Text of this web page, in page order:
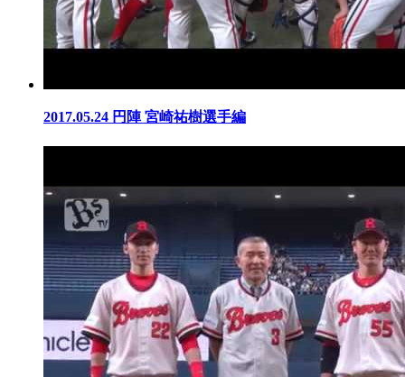
2017.05.24 円陣 宮崎祐樹選手編